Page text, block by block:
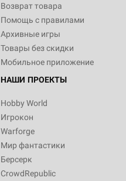
Возврат товара
Помощь с правилами
Архивные игры
Товары без скидки
Мобильное приложение
НАШИ ПРОЕКТЫ
Hobby World
Игрокон
Warforge
Мир фантастики
Берсерк
CrowdRepublic